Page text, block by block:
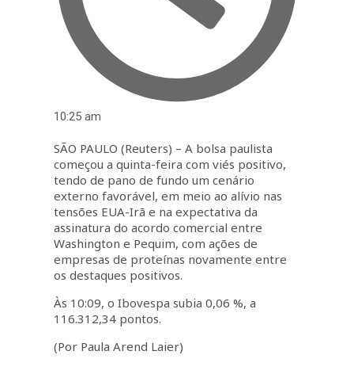
10:25 am
SÃO PAULO (Reuters) – A bolsa paulista
começou a quinta-feira com viés positivo,
tendo de pano de fundo um cenário
externo favorável, em meio ao alívio nas
tensões EUA-Irã e na expectativa da
assinatura do acordo comercial entre
Washington e Pequim, com ações de
empresas de proteínas novamente entre
os destaques positivos.
Às 10:09, o Ibovespa subia 0,06 %, a
116.312,34 pontos.
(Por Paula Arend Laier)